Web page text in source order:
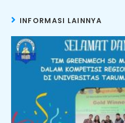
INFORMASI LAINNYA